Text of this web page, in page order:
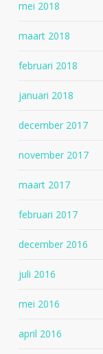
mei 2018
maart 2018
februari 2018
januari 2018
december 2017
november 2017
maart 2017
februari 2017
december 2016
juli 2016
mei 2016
april 2016